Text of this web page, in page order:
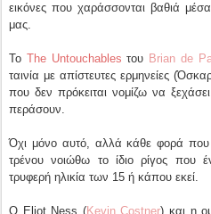
εικόνες που χαράσσονται βαθιά
μας.
Το The Untouchables του Brian de
ταινία με απίστευτες ερμηνείες
που δεν πρόκειται νομίζω να
περάσουν.
Όχι μόνο αυτό, αλλά κάθε φορά
τρένου νοιώθω το ίδιο ρίγος που
τρυφερή ηλικία των 15 ή κάπου εκεί.
Ο Eliot Ness (Kevin Costner) και η